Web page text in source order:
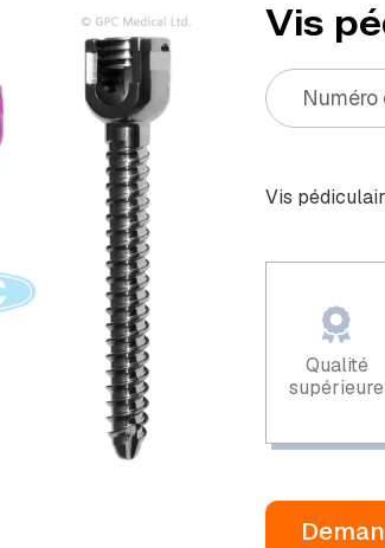
Vis
Numéro
Vis
Qualité
supérieure